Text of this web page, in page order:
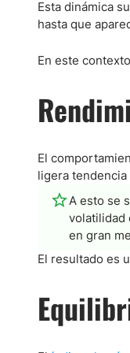
Paraguay
Latinoamérica
Bolivia
Estados
Nasdaq 100
Nvidia
Esta dinámica
hasta que
En este
El
ligera
A esto se
volatilidad
en gran
El resultado es